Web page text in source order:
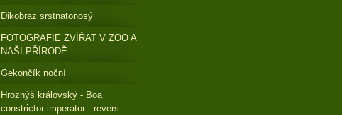
Dikobraz srstnatonosý
FOTOGRAFIE ZVÍŘAT V ZOO A
NAŠI PŘÍRODĚ
Gekončík noční
Hroznýš královský - Boa
constrictor imperator - revers